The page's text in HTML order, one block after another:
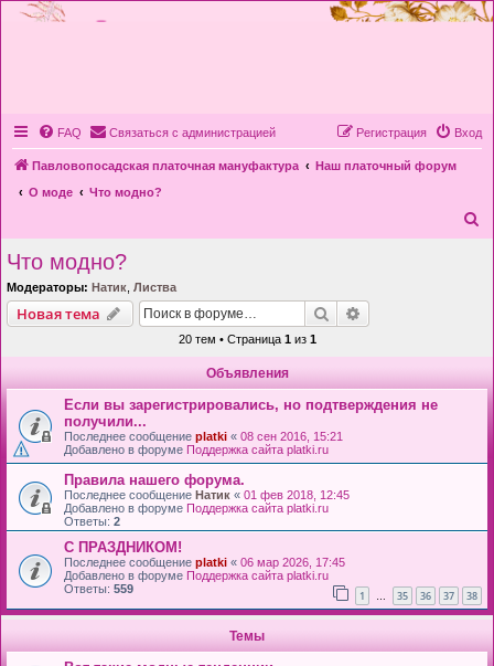
FAQ Связаться с администрацией Вход
Регистрация
Павловопосадская платочная мануфактура
Наш платочный форум
О моде
Что модно?
Что модно?
Модераторы: Натик Листва
Новая тема Поиск
20 тем • Страница 1из 1
Объявления
Если вы зарегистрировались, но подтверждения не
получили...
Последнее сообщение platki « 08 сен 2016, 15:21
Добавлено в форуме Поддержка сайта platki.ru
Правила нашего форума.
Последнее сообщение Натик « 01 фев 2018, 12:45
Добавлено в форуме Поддержка сайта platki.ru
Ответы: 2
С ПРАЗДНИКОМ!
Последнее сообщение platki « 06 мар 2026, 17:45
Добавлено в форуме Поддержка сайта platki.ru
Ответы: 559 1 … 35 36 37 38
Темы